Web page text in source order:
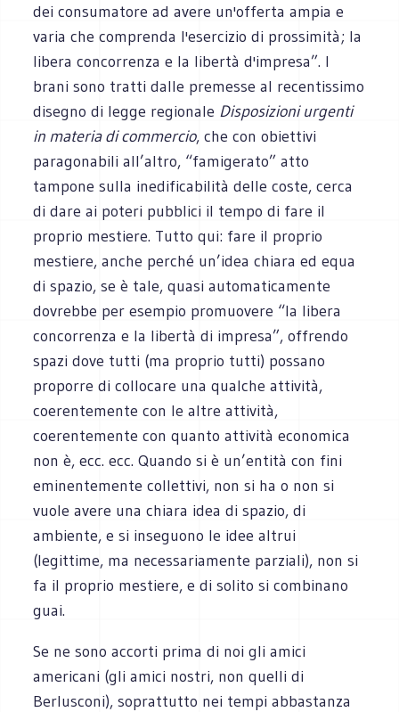
dei consumatore ad avere un'offerta ampia e
varia che comprenda l'esercizio di prossimità; la
libera concorrenza e la libertà d'impresa”. I
brani sono tratti dalle premesse al recentissimo
disegno di legge regionale Disposizioni urgenti
in materia di commercio, che con obiettivi
paragonabili all’altro, “famigerato” atto
tampone sulla inedificabilità delle coste, cerca
di dare ai poteri pubblici il tempo di fare il
proprio mestiere. Tutto qui: fare il proprio
mestiere, anche perché un’idea chiara ed equa
di spazio, se è tale, quasi automaticamente
dovrebbe per esempio promuovere “la libera
concorrenza e la libertà di impresa”, offrendo
spazi dove tutti (ma proprio tutti) possano
proporre di collocare una qualche attività,
coerentemente con le altre attività,
coerentemente con quanto attività economica
non è, ecc. ecc. Quando si è un’entità con fini
eminentemente collettivi, non si ha o non si
vuole avere una chiara idea di spazio, di
ambiente, e si inseguono le idee altrui
(legittime, ma necessariamente parziali), non si
fa il proprio mestiere, e di solito si combinano
guai.
Se ne sono accorti prima di noi gli amici
americani (gli amici nostri, non quelli di
Berlusconi), soprattutto nei tempi abbastanza